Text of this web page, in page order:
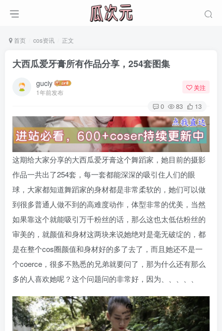
首页 cos资讯 正文
大西瓜爱牙膏所有作品分享，254套图集
guciy
1年前发布
关注
0 83 13
这期给大家分享的大西瓜爱牙膏这个舞蹈家，她目前的摄影
作品一共出了254套，每一套都能深深的吸引住人们的眼
球，大家都知道舞蹈家的身材都是非常柔软的，她们可以做
到很多普通人做不到的高难度动作，体型非常的优美，当然
如果靠这个就能吸引万千粉丝的话，那么这也太低估粉丝的
审美的，就颜值和身材这两块来说她绝对是毫无破绽的，都
是在整个cos圈颜值和身材好的多了去了，而且她还不是一
个coerce，很多不熟悉的兄弟就要问了，那为什么还有那么
多的人喜欢她呢？这个问题问的非常好，因为、、、、、